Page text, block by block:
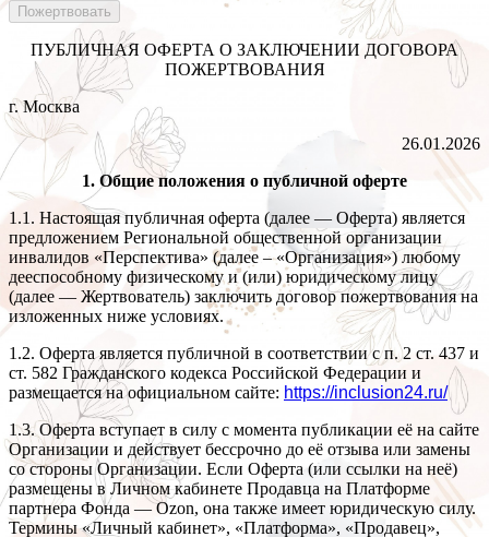
ПУБЛИЧНАЯ ОФЕРТА О ЗАКЛЮЧЕНИИ ДОГОВОРА
ПОЖЕРТВОВАНИЯ
г. Москва
26.01.2026
1. Общие положения о публичной оферте
1.1. Настоящая публичная оферта (далее — Оферта) является
предложением Региональной общественной организации
инвалидов «Перспектива» (далее – «Организация») любому
дееспособному физическому и (или) юридическому лицу
(далее — Жертвователь) заключить договор пожертвования на
изложенных ниже условиях.
1.2. Оферта является публичной в соответствии с п. 2 ст. 437 и
ст. 582 Гражданского кодекса Российской Федерации и
размещается на официальном сайте: https://inclusion24.ru/
1.3. Оферта вступает в силу с момента публикации её на сайте
Организации и действует бессрочно до её отзыва или замены
со стороны Организации. Если Оферта (или ссылки на неё)
размещены в Личном кабинете Продавца на Платформе
партнера Фонда — Ozon, она также имеет юридическую силу.
Термины «Личный кабинет», «Платформа», «Продавец»,